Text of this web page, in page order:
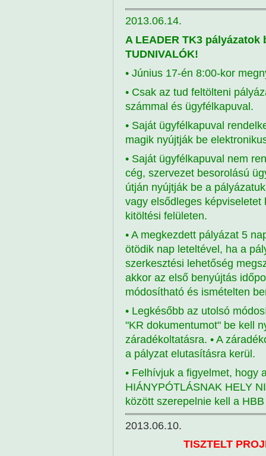
2013.06.14.
A LEADER TK3
TUDNIVALÓK!
• Június 17-én 8:00-kor
• Csak az tud feltölteni
számmal és ügyfélkapuval.
• Saját ügyfélkapuval
magik nyújtják be
• Saját ügyfélkapuval nem
cég, szervezet besorolású
útján nyújtják be a
vagy elsődleges
kitöltési felületen.
• A megkezdett pályázat 5
ötödik nap leteltével, ha a
szerkesztési lehetőség
akkor az első benyújtás
módosítható és ismételten
• Legkésőbb az utolsó
"KR dokumentumot" be kell
záradékoltatásra. • A
a pályzat elutasításra kerül.
• Felhívjuk a figyelmet, hogy
HIÁNYPÓTLÁSNAK HELY
között szerepelnie kell a
2013.06.10.
TISZTELT